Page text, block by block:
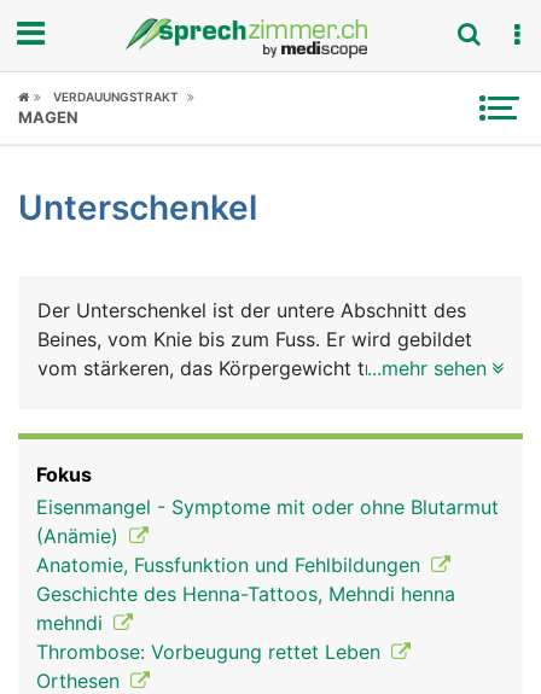
Fokus
Symptome
News
Rubriken
VERDAUUNGSTRAKT
MAGEN
Unterschenkel
Der Unterschenkel ist der untere Abschnitt des
Beines, vom Knie bis zum Fuss. Er wird gebildet
vom stärkeren, das Körpergewicht tragenden
Unterschenkelmuskeln sind für die Beugung und
Streckung im Sprunggelenk zuständig und
teilweise auch für die Hebung und Senkung der
Zehen und für die Beugung im Knie.
...mehr sehen
Fokus
Eisenmangel - Symptome mit oder ohne Blutarmut
(Anämie)
Anatomie, Fussfunktion und Fehlbildungen
Geschichte des Henna-Tattoos, Mehndi henna
mehndi
Thrombose: Vorbeugung rettet Leben
Orthesen